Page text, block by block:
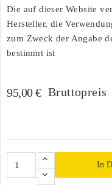
Die auf dieser Website
Hersteller, die
zum Zweck der Angabe
bestimmt ist
95,00 € Bruttopreis
In